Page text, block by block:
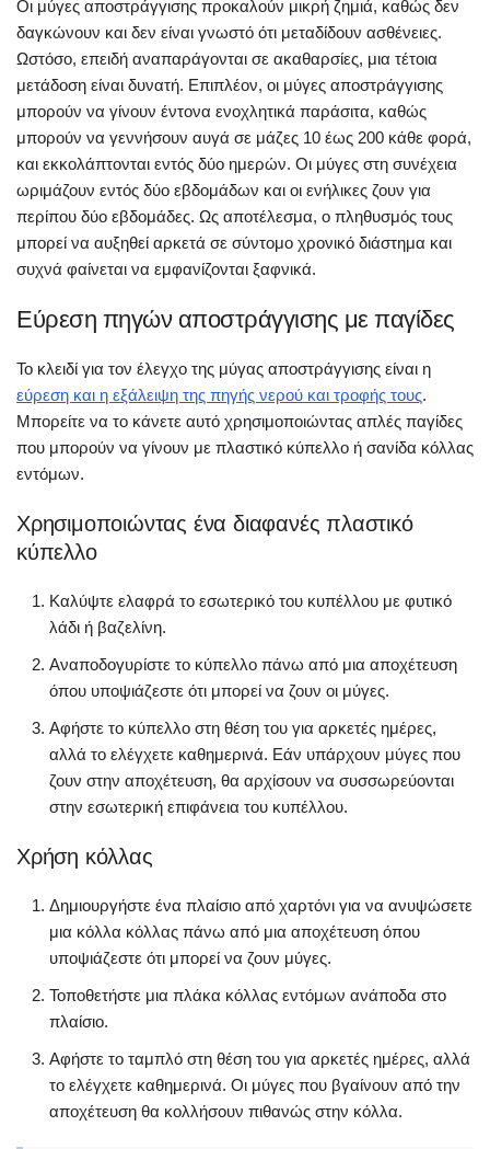
Οι μύγες αποστράγγισης προκαλούν μικρή ζημιά, καθώς δεν
δαγκώνουν και δεν είναι γνωστό ότι μεταδίδουν ασθένειες.
Ωστόσο, επειδή αναπαράγονται σε ακαθαρσίες, μια τέτοια
μετάδοση είναι δυνατή. Επιπλέον, οι μύγες αποστράγγισης
μπορούν να γίνουν έντονα ενοχλητικά παράσιτα, καθώς
μπορούν να γεννήσουν αυγά σε μάζες 10 έως 200 κάθε φορά,
και εκκολάπτονται εντός δύο ημερών. Οι μύγες στη συνέχεια
ωριμάζουν εντός δύο εβδομάδων και οι ενήλικες ζουν για
περίπου δύο εβδομάδες. Ως αποτέλεσμα, ο πληθυσμός τους
μπορεί να αυξηθεί αρκετά σε σύντομο χρονικό διάστημα και
συχνά φαίνεται να εμφανίζονται ξαφνικά.
Εύρεση πηγών αποστράγγισης με παγίδες
Το κλειδί για τον έλεγχο της μύγας αποστράγγισης είναι η
εύρεση και η εξάλειψη της πηγής νερού και τροφής τους.
Μπορείτε να το κάνετε αυτό χρησιμοποιώντας απλές παγίδες
που μπορούν να γίνουν με πλαστικό κύπελλο ή σανίδα κόλλας
εντόμων.
Χρησιμοποιώντας ένα διαφανές πλαστικό
κύπελλο
Καλύψτε ελαφρά το εσωτερικό του κυπέλλου με φυτικό
λάδι ή βαζελίνη.
Αναποδογυρίστε το κύπελλο πάνω από μια αποχέτευση
όπου υποψιάζεστε ότι μπορεί να ζουν οι μύγες.
Αφήστε το κύπελλο στη θέση του για αρκετές ημέρες,
αλλά το ελέγχετε καθημερινά. Εάν υπάρχουν μύγες που
ζουν στην αποχέτευση, θα αρχίσουν να συσσωρεύονται
στην εσωτερική επιφάνεια του κυπέλλου.
Χρήση κόλλας
Δημιουργήστε ένα πλαίσιο από χαρτόνι για να ανυψώσετε
μια κόλλα κόλλας πάνω από μια αποχέτευση όπου
υποψιάζεστε ότι μπορεί να ζουν μύγες.
Τοποθετήστε μια πλάκα κόλλας εντόμων ανάποδα στο
πλαίσιο.
Αφήστε το ταμπλό στη θέση του για αρκετές ημέρες, αλλά
το ελέγχετε καθημερινά. Οι μύγες που βγαίνουν από την
αποχέτευση θα κολλήσουν πιθανώς στην κόλλα.